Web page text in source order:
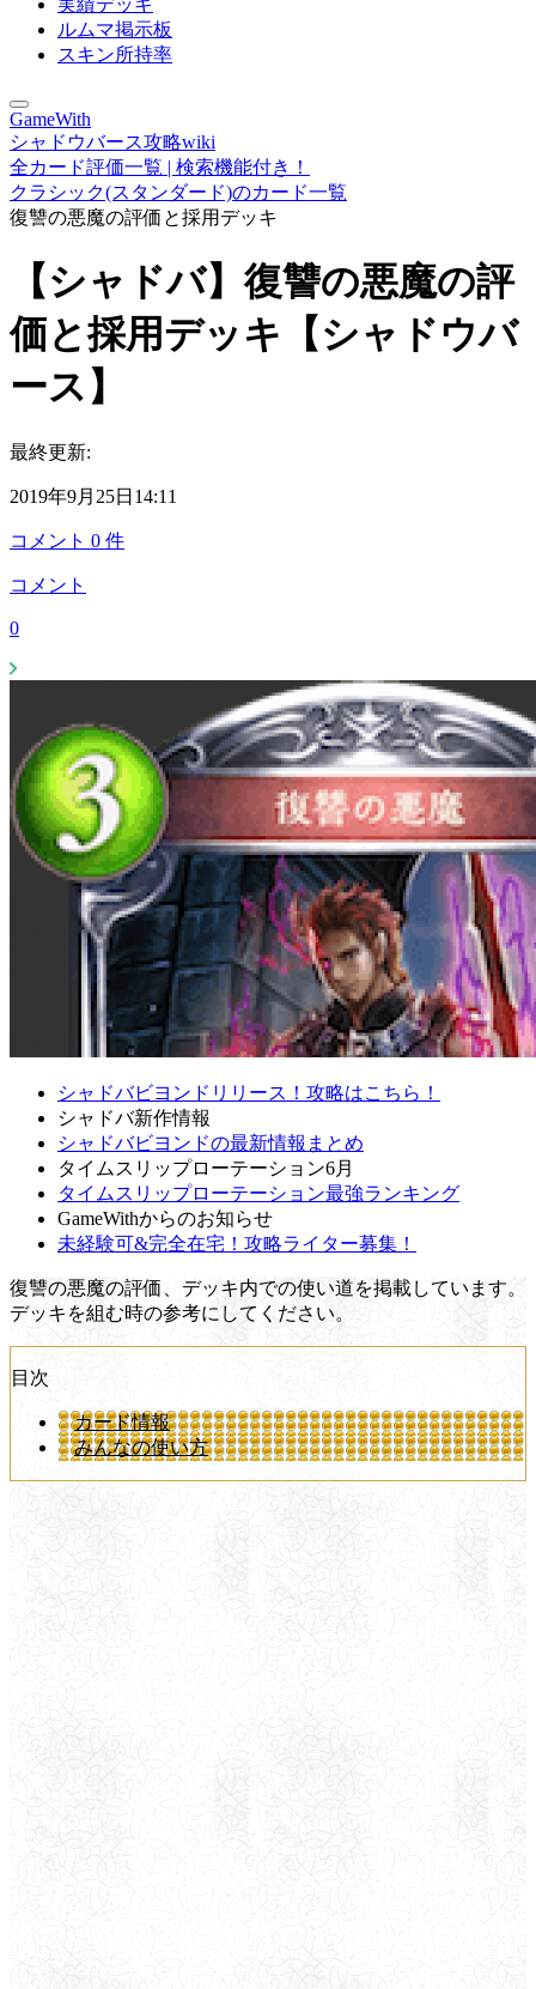
実績デッキ
ルムマ掲示板
スキン所持率
GameWith
シャドウバース攻略wiki
全カード評価一覧 | 検索機能付き！
クラシック(スタンダード)のカード一覧
復讐の悪魔の評価と採用デッキ
【シャドバ】復讐の悪魔の評
価と採用デッキ【シャドウバ
ース】
最終更新:
2019年9月25日14:11
コメント 0 件
コメント
0
シャドバビヨンドリリース！攻略はこちら！
シャドバ新作情報
シャドバビヨンドの最新情報まとめ
タイムスリップローテーション6月
タイムスリップローテーション最強ランキング
GameWithからのお知らせ
未経験可&完全在宅！攻略ライター募集！
復讐の悪魔の評価、デッキ内での使い道を掲載しています。
デッキを組む時の参考にしてください。
目次
カード情報
みんなの使い方